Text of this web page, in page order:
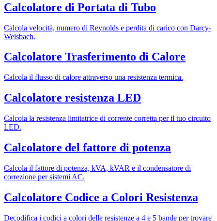
Calcolatore di Portata di Tubo
Calcola velocità, numero di Reynolds e perdita di carico con Darcy-
Weisbach.
Calcolatore Trasferimento di Calore
Calcola il flusso di calore attraverso una resistenza termica.
Calcolatore resistenza LED
Calcola la resistenza limitatrice di corrente corretta per il tuo circuito
LED.
Calcolatore del fattore di potenza
Calcola il fattore di potenza, kVA, kVAR e il condensatore di
correzione per sistemi AC.
Calcolatore Codice a Colori Resistenza
Decodifica i codici a colori delle resistenze a 4 e 5 bande per trovare